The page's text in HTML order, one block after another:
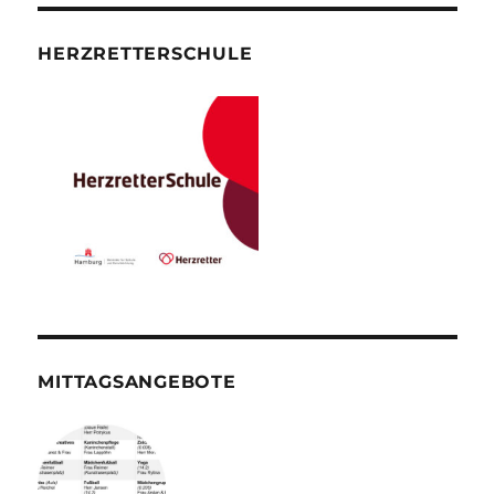
HERZRETTERSCHULE
MITTAGSANGEBOTE